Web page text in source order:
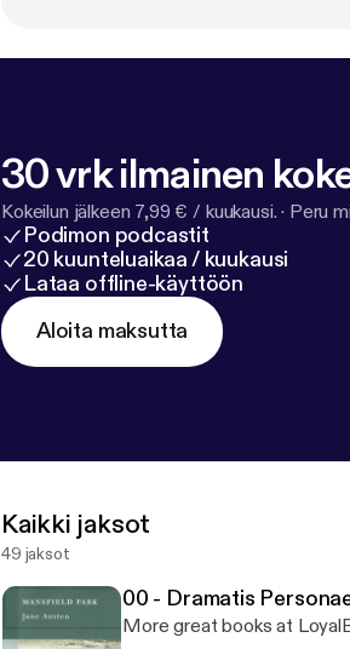
30 vrk ilmainen
Kokeilun jälkeen 7,99 € / kuukausi. · Peru
Podimon podcastit
20 kuunteluaikaa / kuukausi
Lataa offline-käyttöön
Aloita maksutta
Kaikki jaksot
49 jaksot
00 - Dramatis
More great books at